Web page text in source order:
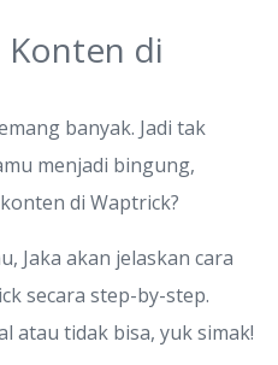
Konten di
banyak. Jadi tak
menjadi bingung,
di Waptrick?
Jaka akan jelaskan cara
secara step-by-step.
atau tidak bisa, yuk simak!